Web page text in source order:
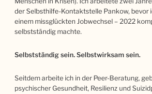
der Selbsthilfe-Kontaktstelle Pankow, bevor
einem missglückten Jobwechsel – 2022
selbstständig machte.
Selbstständig sein. Selbstwirksam sein.
Seitdem arbeite ich in der Peer-Beratung,
psychischer Gesundheit, Resilienz und